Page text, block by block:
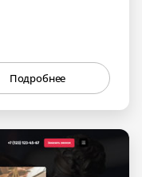
Подробнее